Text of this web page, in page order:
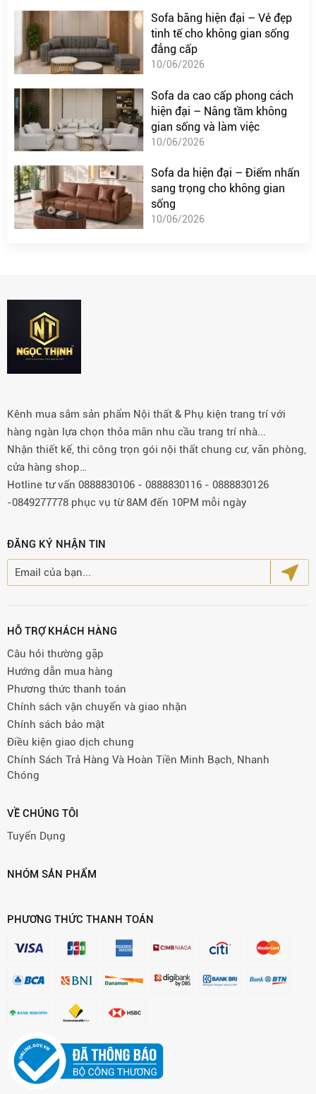
Sofa băng hiện đại – Vẻ đẹp
tinh tế cho không gian sống
đẳng cấp
10/06/2026
Sofa da cao cấp phong cách
hiện đại – Nâng tầm không
gian sống và làm việc
10/06/2026
Sofa da hiện đại – Điểm nhấn
sang trọng cho không gian
sống
10/06/2026
Kênh mua sắm sản phẩm Nội thất & Phụ kiện trang trí với
hàng ngàn lựa chọn thỏa mãn nhu cầu trang trí nhà...
Nhận thiết kế, thi công trọn gói nội thất chung cư, văn phòng,
cửa hàng shop…
Hotline tư vấn 0888830106 - 0888830116 - 0888830126
-0849277778 phục vụ từ 8AM đến 10PM mỗi ngày
ĐĂNG KÝ NHẬN TIN
HỖ TRỢ KHÁCH HÀNG
Câu hỏi thường gặp
Hướng dẫn mua hàng
Phương thức thanh toán
Chính sách vận chuyển và giao nhận
Chính sách bảo mật
Điều kiện giao dịch chung
Chính Sách Trả Hàng Và Hoàn Tiền Minh Bạch, Nhanh
Chóng
VỀ CHÚNG TÔI
Tuyển Dụng
NHÓM SẢN PHẨM
PHƯƠNG THỨC THANH TOÁN